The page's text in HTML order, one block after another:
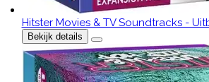
Hitster Movies & TV Soundtracks -
Bekijk details